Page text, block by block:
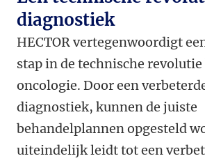
diagnostiek
HECTOR vertegenwoordigt
stap in de technische
oncologie. Door een
diagnostiek, kunnen de juiste
behandelplannen opgesteld
uiteindelijk leidt tot een